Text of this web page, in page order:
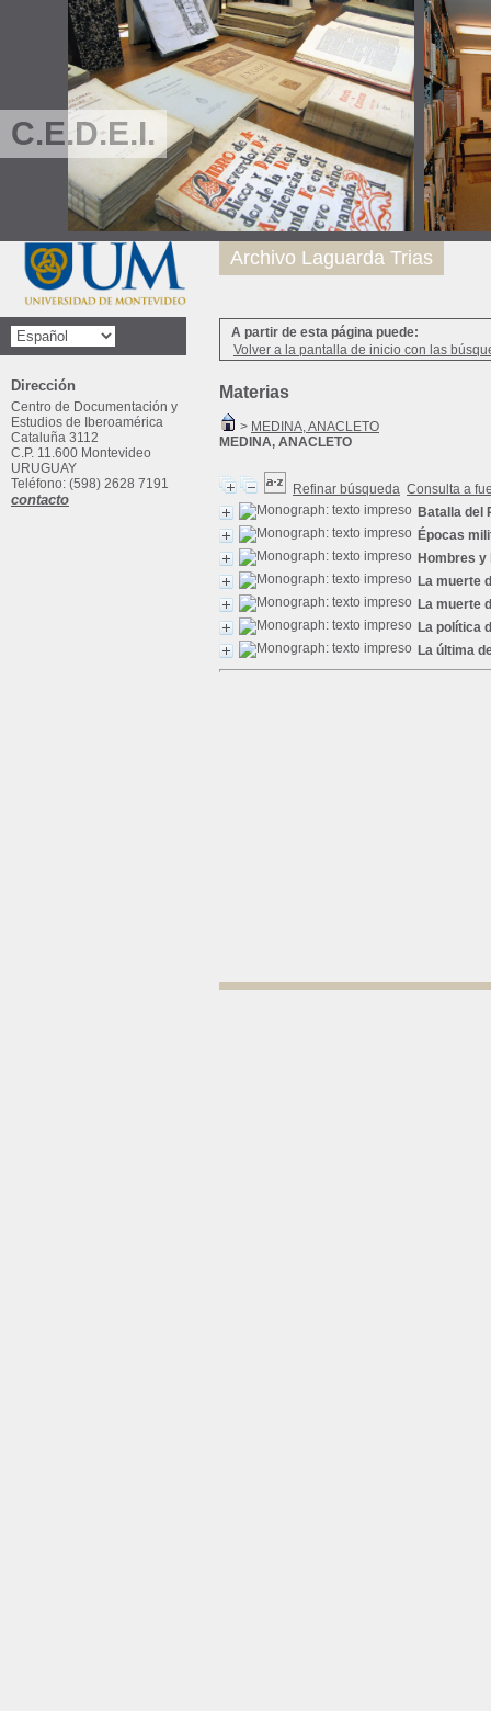
C.E.D.E.I.
A partir de esta página puede:
Volver a la pantalla de inicio con las
Materias
> MEDINA, ANACLETO
MEDINA, ANACLETO
Refinar búsqueda Consulta a
Batalla del
Épocas
Hombres y
La muerte
La muerte
La política
La última
Archivo Laguarda Trias
Dirección
Centro de Documentación y
Estudios de Iberoamérica
Cataluña 3112
C.P. 11.600 Montevideo
URUGUAY
Teléfono: (598) 2628 7191
contacto